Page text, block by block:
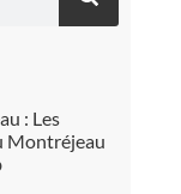
: Les
Montréjeau